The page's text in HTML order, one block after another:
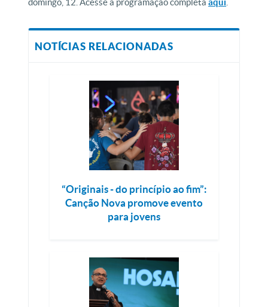
NOTÍCIAS RELACIONADAS
“Originais - do princípio ao fim”:
Canção Nova promove evento
para jovens